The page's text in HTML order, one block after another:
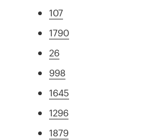
107
1790
26
998
1645
1296
1879